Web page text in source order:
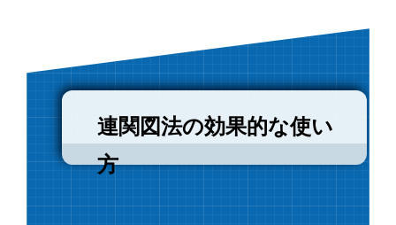
連関図法の効果的な使い
方